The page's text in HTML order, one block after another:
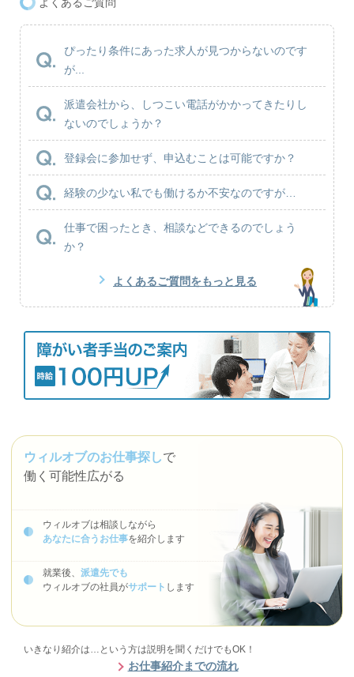
ぴったり条件にあった求人が見つからないのです
が...
派遣会社から、しつこい電話がかかってきたりし
ないのでしょうか？
登録会に参加せず、申込むことは可能ですか？
経験の少ない私でも働けるか不安なのですが…
仕事で困ったとき、相談などできるのでしょう
か？
よくあるご質問をもっと見る
ウィルオブのお仕事探しで
働く可能性広がる
ウィルオブは相談しながら
あなたに合うお仕事を紹介します
就業後、 派遣先でも
ウィルオブの社員がサポート します
いきなり紹介は…という方は説明を聞くだけでもOK！
お仕事紹介までの流れ